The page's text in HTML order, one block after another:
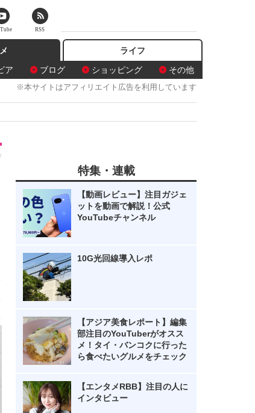
ア ブログ ショッピング その他
ライフ
※本サイトはアフィリエイト広告を利用しています
特集・連載
【動画レビュー】注目ガジェ
ットを動画で解説！公式
YouTubeチャンネル
10G光回線導入レポ
【アジア美食レポート】編集
部注目のYouTuberがオスス
メ！タイ・バンコクに行った
ら食べたいグルメをチェック
【エンタメRBB】注目の人に
インタビュー
RSS